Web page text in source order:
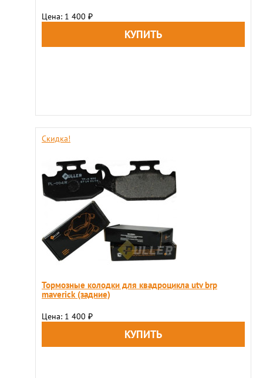
Цена: 1 400 ₽
Скидка!
Тормозные колодки для квадроцикла utv brp
maveriсk (задние)
Цена: 1 400 ₽